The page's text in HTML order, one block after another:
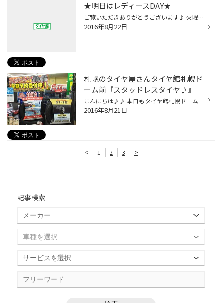
★明日はレディースDAY★
ご覧いただきありがとうございます♪ 火曜日は当店恒例！ ★レディースDAY★ となっております！エンジンオイル交換など お車のメンテナンスがお得です♪ 当店をご利用されたことのない女性の方もこの機会に是非ご利用ください！ 女性向けの雑誌やフリードリンクもあり キッズコーナーもございますので...
2016年8月22日
札幌のタイヤ屋さんタイヤ館札幌ド
ーム前『スタッドレスタイヤ♪』
こんにちは♪♪ 本日もタイヤ館札幌ドーム前のブログをご覧頂き 誠にありがとうございます。 本日はイベント最終日でした～(^-^) 振り返ってみると... なんとスタッドレスタイヤのご予約が 6件もありました(^O^) その他にもお盆休みでの長距離ドライブで 疲れたお車のメンテナンス(無料点検)での ご来...
2016年8月21日
< 1 2 3 >
記事検索